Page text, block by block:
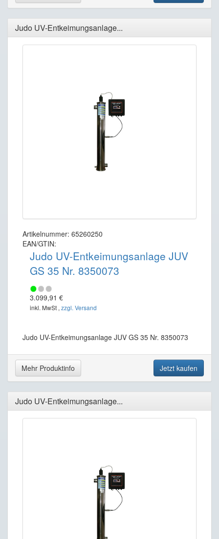
Judo UV-Entkeimungsanlage...
Artikelnummer: 65260250
EAN/GTIN:
Judo UV-Entkeimungsanlage JUV
GS 35 Nr. 8350073
3.099,91 €
inkl. MwSt , zzgl. Versand
Judo UV-Entkeimungsanlage JUV GS 35 Nr. 8350073
Mehr Produktinfo Jetzt kaufen
Judo UV-Entkeimungsanlage...